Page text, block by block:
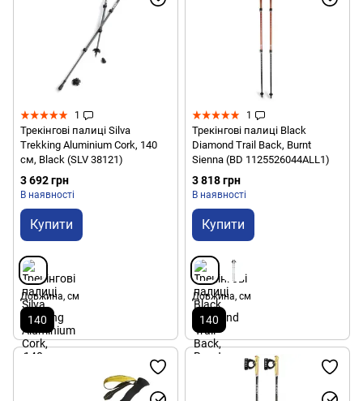
1
Трекінгові палиці Silva
Trekking Aluminium Cork, 140
см, Black (SLV 38121)
3 692 грн
В наявності
Купити
Довжина, см
140
1
Трекінгові палиці Black
Diamond Trail Back, Burnt
Sienna (BD 1125526044ALL1)
3 818 грн
В наявності
Купити
Довжина, см
140